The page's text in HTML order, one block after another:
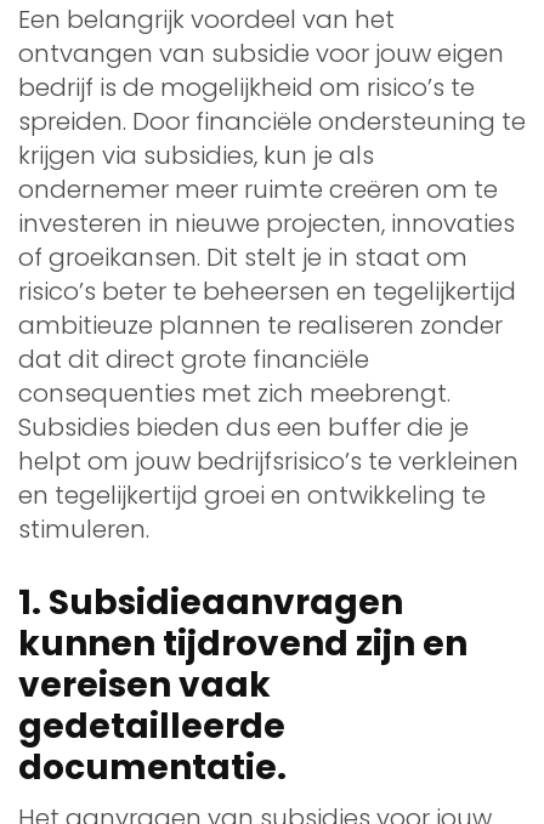
Een belangrijk voordeel van het
ontvangen van subsidie voor jouw eigen
bedrijf is de mogelijkheid om risico’s te
spreiden. Door financiële ondersteuning te
krijgen via subsidies, kun je als
ondernemer meer ruimte creëren om te
investeren in nieuwe projecten, innovaties
of groeikansen. Dit stelt je in staat om
risico’s beter te beheersen en tegelijkertijd
ambitieuze plannen te realiseren zonder
dat dit direct grote financiële
consequenties met zich meebrengt.
Subsidies bieden dus een buffer die je
helpt om jouw bedrijfsrisico’s te verkleinen
en tegelijkertijd groei en ontwikkeling te
stimuleren.
1. Subsidieaanvragen
kunnen tijdrovend zijn en
vereisen vaak
gedetailleerde
documentatie.